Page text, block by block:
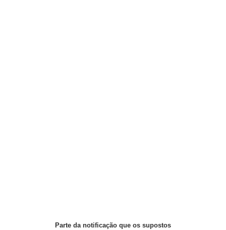
Parte da notificação que os supostos